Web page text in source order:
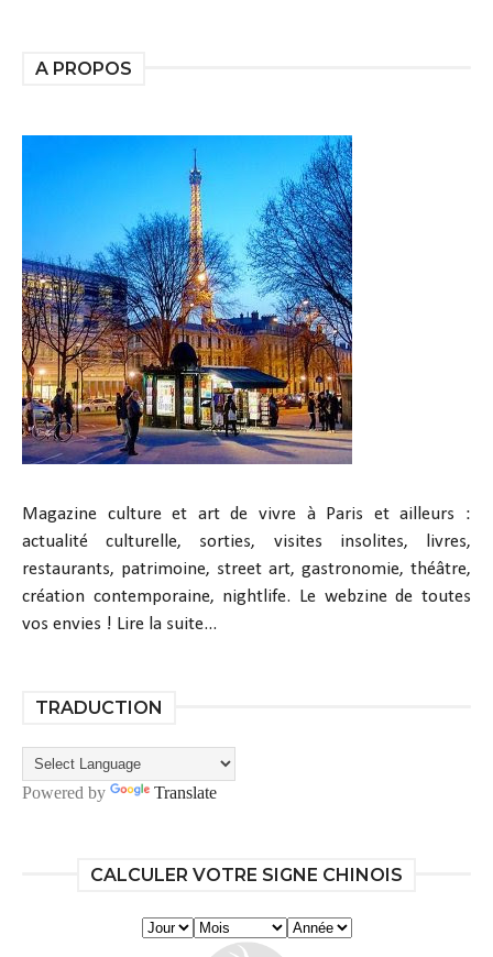
A PROPOS
Magazine culture et art de vivre à Paris et ailleurs :
actualité culturelle, sorties, visites insolites, livres,
restaurants, patrimoine, street art, gastronomie, théâtre,
création contemporaine, nightlife. Le webzine de toutes
vos envies ! Lire la suite...
TRADUCTION
Powered by Translate
CALCULER VOTRE SIGNE CHINOIS